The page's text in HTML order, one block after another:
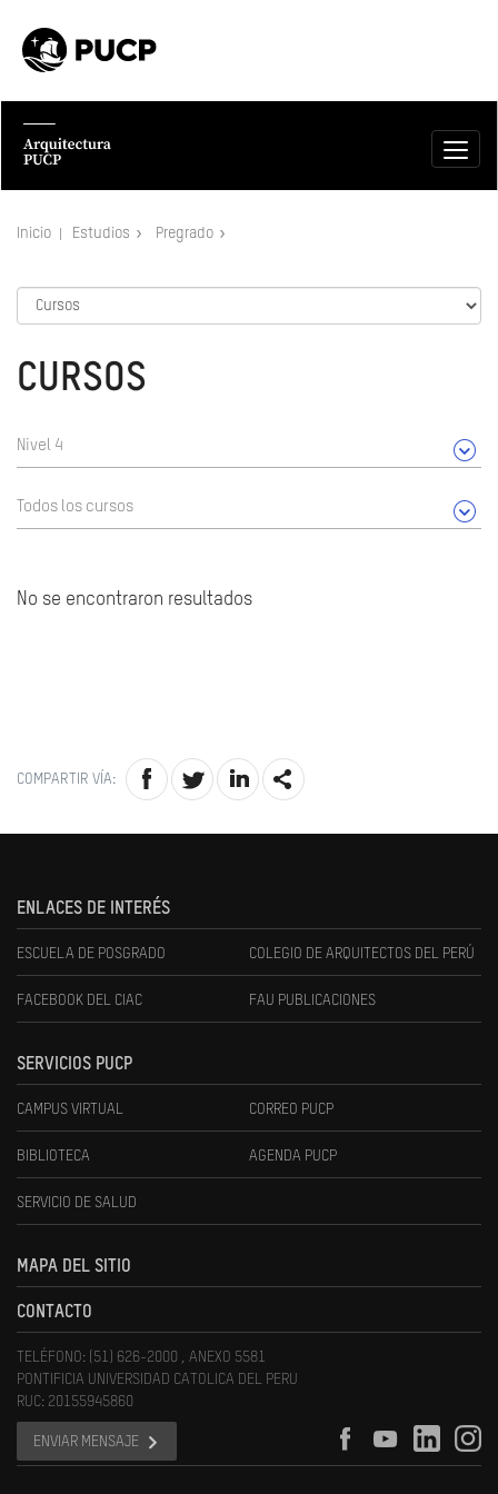
Inicio Estudios Pregrado
CURSOS
Nivel 4
Todos los cursos
No se encontraron resultados
COMPARTIR VÍA:
ENLACES DE INTERÉS
ESCUELA DE POSGRADO COLEGIO DE ARQUITECTOS DEL PERÚ
FACEBOOK DEL CIAC FAU PUBLICACIONES
SERVICIOS PUCP
CAMPUS VIRTUAL CORREO PUCP
BIBLIOTECA AGENDA PUCP
SERVICIO DE SALUD
MAPA DEL SITIO
CONTACTO
TELÉFONO: (51) 626-2000 , ANEXO 5581
PONTIFICIA UNIVERSIDAD CATOLICA DEL PERU
RUC: 20155945860
ENVIAR MENSAJE